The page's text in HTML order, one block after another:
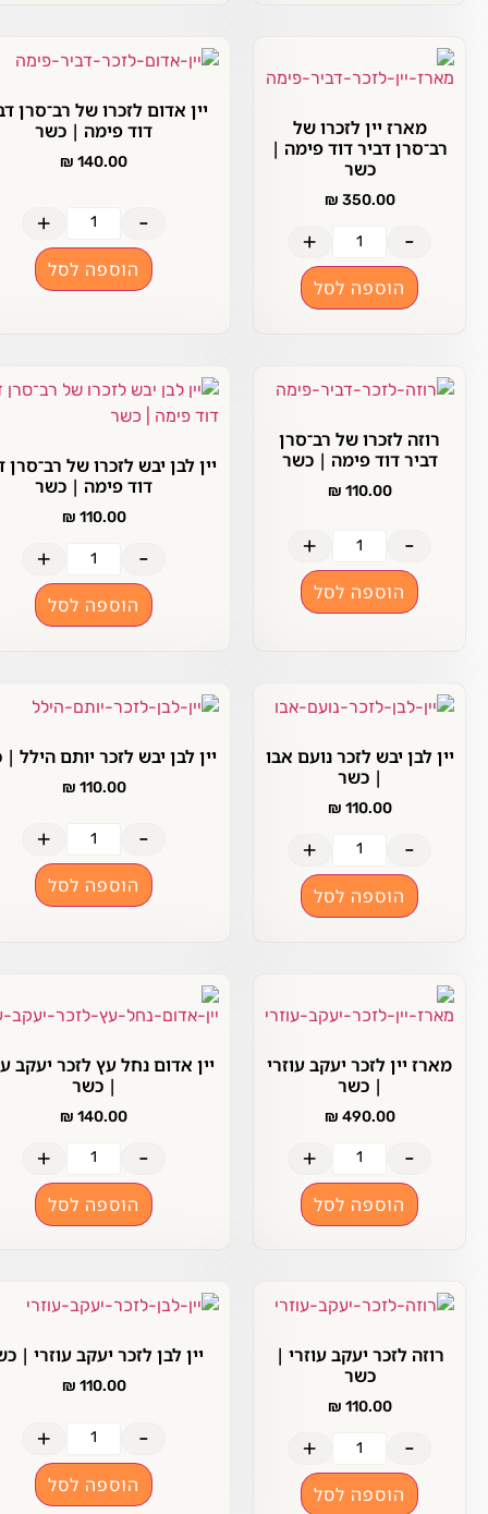
מארז יין לזכרו של
דביר דוד פימה |
₪350.00
+
הוספה לסל
יין אדום לזכרו של רב־סרן דביר
דוד פימה | כשר
₪140.00
+
הוספה לסל
רוזה לזכרו של רב־סרן
דביר דוד פימה | כשר
₪110.00
+
הוספה לסל
יין לבן יבש לזכרו של רב־סרן דביר
דוד פימה | כשר
₪110.00
+
הוספה לסל
לבן יבש לזכר נועם אבו
₪110.00
+
הוספה לסל
יין לבן יבש לזכר יותם הילל | כשר
₪110.00
+
הוספה לסל
יין לזכר יעקב עוזרי
₪490.00
+
הוספה לסל
יין אדום נחל עץ לזכר יעקב עוזרי
₪140.00
+
הוספה לסל
רוזה לזכר יעקב עוזרי |
₪110.00
+
הוספה לסל
יין לבן לזכר יעקב עוזרי | כשר
₪110.00
+
הוספה לסל